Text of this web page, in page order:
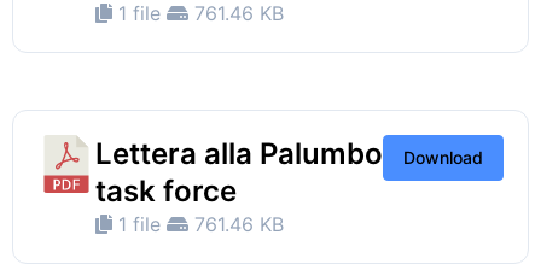
1 file 761.46 KB
Lettera alla Palumbo
task force
1 file 761.46 KB
Download